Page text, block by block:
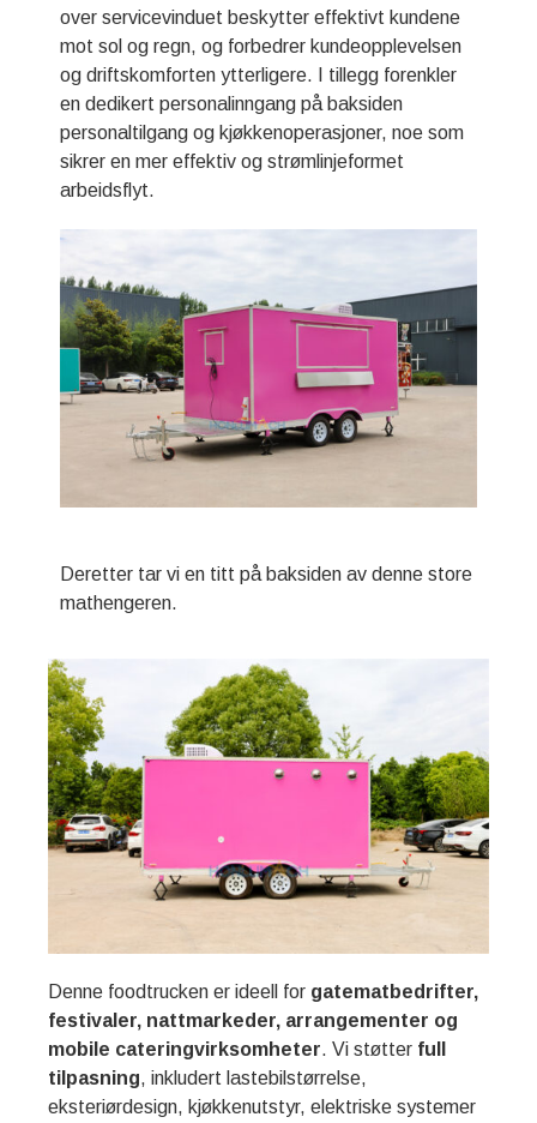
over servicevinduet beskytter effektivt kundene
mot sol og regn, og forbedrer kundeopplevelsen
og driftskomforten ytterligere. I tillegg forenkler
en dedikert personalinngang på baksiden
personaltilgang og kjøkkenoperasjoner, noe som
sikrer en mer effektiv og strømlinjeformet
arbeidsflyt.
Deretter tar vi en titt på baksiden av denne store
mathengeren.
Denne foodtrucken er ideell for gatematbedrifter,
festivaler, nattmarkeder, arrangementer og
mobile cateringvirksomheter. Vi støtter full
tilpasning, inkludert lastebilstørrelse,
eksteriørdesign, kjøkkenutstyr, elektriske systemer